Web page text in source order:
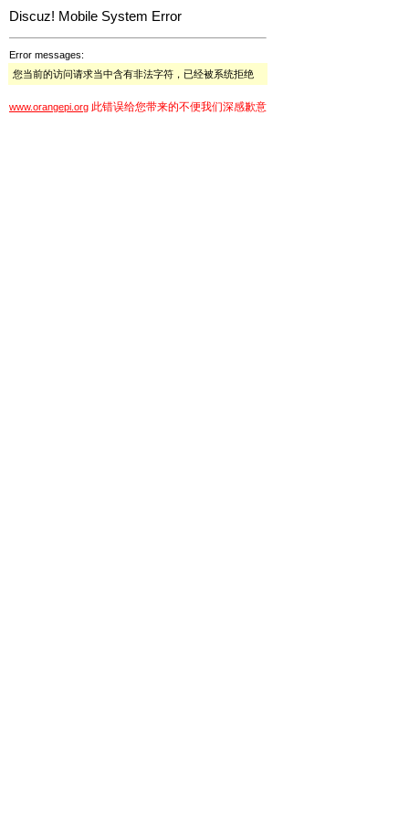
Discuz! Mobile System Error
Error messages:
您当前的访问请求当中含有非法字符，已经被系统拒绝
www.orangepi.org 此错误给您带来的不便我们深感歉意